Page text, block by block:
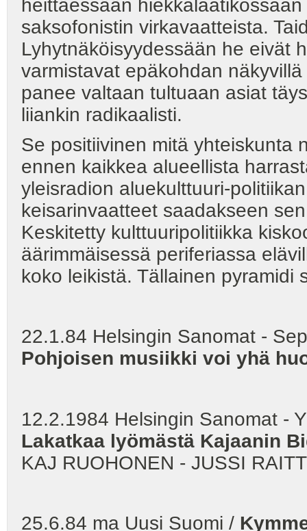
heittäessään
saksofonistin virkavaatteista.
Lyhytnäköisyydessään he eivät
varmistavat epäkohdan
panee valtaan tultuaan asiat
liiankin radikaalisti.
Se positiivinen mitä yhteiskunta
ennen kaikkea alueellista
yleisradion aluekulttuuri-
keisarinvaatteet saadakseen
Keskitetty kulttuuripolitiikka
äärimmäisessä periferiassa
koko leikistä. Tällainen pyramidi
22.1.84 Helsingin Sanomat -
Pohjoisen musiikki voi yhä
12.2.1984 Helsingin Sanomat -
Lakatkaa lyömästä Kajaanin
KAJ RUOHONEN - JUSSI
25.6.84 ma Uusi Suomi /